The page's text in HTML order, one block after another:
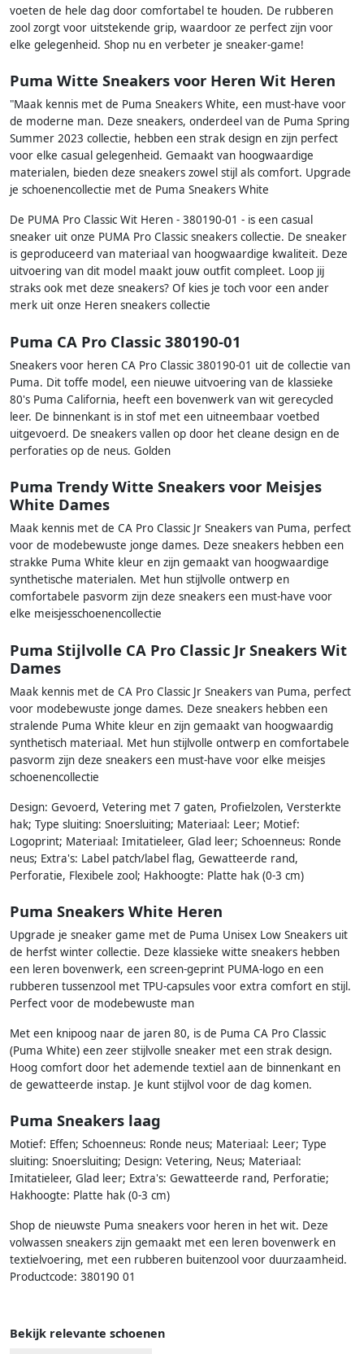
voeten de hele dag door comfortabel te houden. De rubberen
zool zorgt voor uitstekende grip, waardoor ze perfect zijn voor
elke gelegenheid. Shop nu en verbeter je sneaker-game!
Puma Witte Sneakers voor Heren Wit Heren
"Maak kennis met de Puma Sneakers White, een must-have voor
de moderne man. Deze sneakers, onderdeel van de Puma Spring
Summer 2023 collectie, hebben een strak design en zijn perfect
voor elke casual gelegenheid. Gemaakt van hoogwaardige
materialen, bieden deze sneakers zowel stijl als comfort. Upgrade
je schoenencollectie met de Puma Sneakers White
De PUMA Pro Classic Wit Heren - 380190-01 - is een casual
sneaker uit onze PUMA Pro Classic sneakers collectie. De sneaker
is geproduceerd van materiaal van hoogwaardige kwaliteit. Deze
uitvoering van dit model maakt jouw outfit compleet. Loop jij
straks ook met deze sneakers? Of kies je toch voor een ander
merk uit onze Heren sneakers collectie
Puma CA Pro Classic 380190-01
Sneakers voor heren CA Pro Classic 380190-01 uit de collectie van
Puma. Dit toffe model, een nieuwe uitvoering van de klassieke
80's Puma California, heeft een bovenwerk van wit gerecycled
leer. De binnenkant is in stof met een uitneembaar voetbed
uitgevoerd. De sneakers vallen op door het cleane design en de
perforaties op de neus. Golden
Puma Trendy Witte Sneakers voor Meisjes
White Dames
Maak kennis met de CA Pro Classic Jr Sneakers van Puma, perfect
voor de modebewuste jonge dames. Deze sneakers hebben een
strakke Puma White kleur en zijn gemaakt van hoogwaardige
synthetische materialen. Met hun stijlvolle ontwerp en
comfortabele pasvorm zijn deze sneakers een must-have voor
elke meisjesschoenencollectie
Puma Stijlvolle CA Pro Classic Jr Sneakers Wit
Dames
Maak kennis met de CA Pro Classic Jr Sneakers van Puma, perfect
voor modebewuste jonge dames. Deze sneakers hebben een
stralende Puma White kleur en zijn gemaakt van hoogwaardig
synthetisch materiaal. Met hun stijlvolle ontwerp en comfortabele
pasvorm zijn deze sneakers een must-have voor elke meisjes
schoenencollectie
Design: Gevoerd, Vetering met 7 gaten, Profielzolen, Versterkte
hak; Type sluiting: Snoersluiting; Materiaal: Leer; Motief:
Logoprint; Materiaal: Imitatieleer, Glad leer; Schoenneus: Ronde
neus; Extra's: Label patch/label flag, Gewatteerde rand,
Perforatie, Flexibele zool; Hakhoogte: Platte hak (0-3 cm)
Puma Sneakers White Heren
Upgrade je sneaker game met de Puma Unisex Low Sneakers uit
de herfst winter collectie. Deze klassieke witte sneakers hebben
een leren bovenwerk, een screen-geprint PUMA-logo en een
rubberen tussenzool met TPU-capsules voor extra comfort en stijl.
Perfect voor de modebewuste man
Met een knipoog naar de jaren 80, is de Puma CA Pro Classic
(Puma White) een zeer stijlvolle sneaker met een strak design.
Hoog comfort door het ademende textiel aan de binnenkant en
de gewatteerde instap. Je kunt stijlvol voor de dag komen.
Puma Sneakers laag
Motief: Effen; Schoenneus: Ronde neus; Materiaal: Leer; Type
sluiting: Snoersluiting; Design: Vetering, Neus; Materiaal:
Imitatieleer, Glad leer; Extra's: Gewatteerde rand, Perforatie;
Hakhoogte: Platte hak (0-3 cm)
Shop de nieuwste Puma sneakers voor heren in het wit. Deze
volwassen sneakers zijn gemaakt met een leren bovenwerk en
textielvoering, met een rubberen buitenzool voor duurzaamheid.
Productcode: 380190 01
Bekijk relevante schoenen